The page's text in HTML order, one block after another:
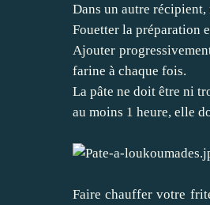
Dans un autre
Fouetter la préparation
Ajouter
farine à chaque fois.
La pâte ne doit être ni
au moins 1 heure, elle
Faire chauffer votre